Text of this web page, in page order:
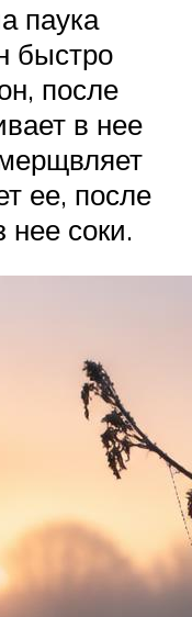
паука
быстро
после
в нее
ее, после
нее соки.